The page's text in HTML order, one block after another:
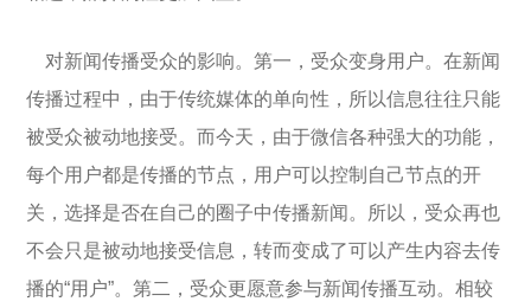
对新闻传播受众的影响。第一，受众变身用户。在新闻
传播过程中，由于传统媒体的单向性，所以信息往往只能
被受众被动地接受。而今天，由于微信各种强大的功能，
每个用户都是传播的节点，用户可以控制自己节点的开
关，选择是否在自己的圈子中传播新闻。所以，受众再也
不会只是被动地接受信息，转而变成了可以产生内容去传
播的“用户”。第二，受众更愿意参与新闻传播互动。相较